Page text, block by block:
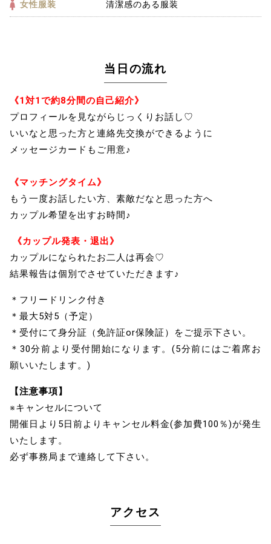
女性服装 清潔感のある服装
当日の流れ
《1対1で約8分間の自己紹介》
プロフィールを見ながらじっくりお話し♡
いいなと思った方と連絡先交換ができるように
メッセージカードもご用意♪
《マッチングタイム》
もう一度お話したい方、素敵だなと思った方へ
カップル希望を出すお時間♪
《カップル発表・退出》
カップルになられたお二人は再会♡
結果報告は個別でさせていただきます♪
＊フリードリンク付き
＊最大5対5（予定）
＊受付にて身分証（免許証or保険証）をご提示下さい。
＊30分前より受付開始になります。(5分前にはご着席お
願いいたします。)
【注意事項】
※キャンセルについて
開催日より5日前よりキャンセル料金(参加費100％)が発生
いたします。
必ず事務局まで連絡して下さい。
アクセス